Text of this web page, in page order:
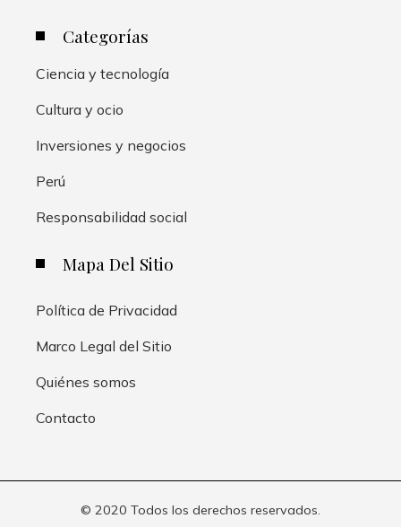
Categorías
Ciencia y tecnología
Cultura y ocio
Inversiones y negocios
Perú
Responsabilidad social
Mapa Del Sitio
Política de Privacidad
Marco Legal del Sitio
Quiénes somos
Contacto
© 2020 Todos los derechos reservados.